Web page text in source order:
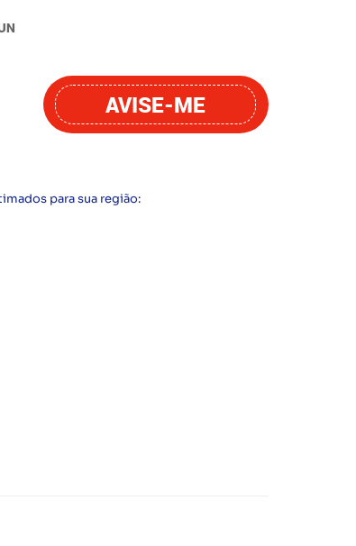
AVISE-ME
para sua região: